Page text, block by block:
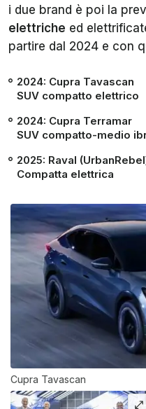
i due brand è poi la
elettriche ed
partire dal 2024 e con
2024: Cupra Tavascan
SUV compatto elettrico
2024: Cupra Terramar
SUV compatto-medio
2025: Raval
Compatta elettrica
Cupra Tavascan